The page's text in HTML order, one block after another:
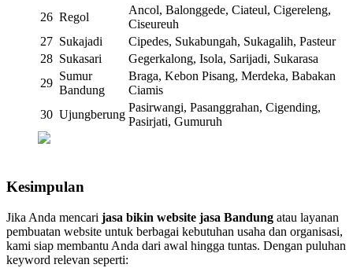
26 Regol
Ancol, Balonggede, Ciateul, Cigereleng,
Ciseureuh
27 Sukajadi
Cipedes, Sukabungah, Sukagalih, Pasteur
28 Sukasari
Gegerkalong, Isola, Sarijadi, Sukarasa
29
Sumur
Bandung
Braga, Kebon Pisang, Merdeka, Babakan
Ciamis
30 Ujungberung
Pasirwangi, Pasanggrahan, Cigending,
Pasirjati, Gumuruh
Kesimpulan
Jika Anda mencari jasa bikin website jasa Bandung atau layanan
pembuatan website untuk berbagai kebutuhan usaha dan organisasi,
kami siap membantu Anda dari awal hingga tuntas. Dengan puluhan
keyword relevan seperti: